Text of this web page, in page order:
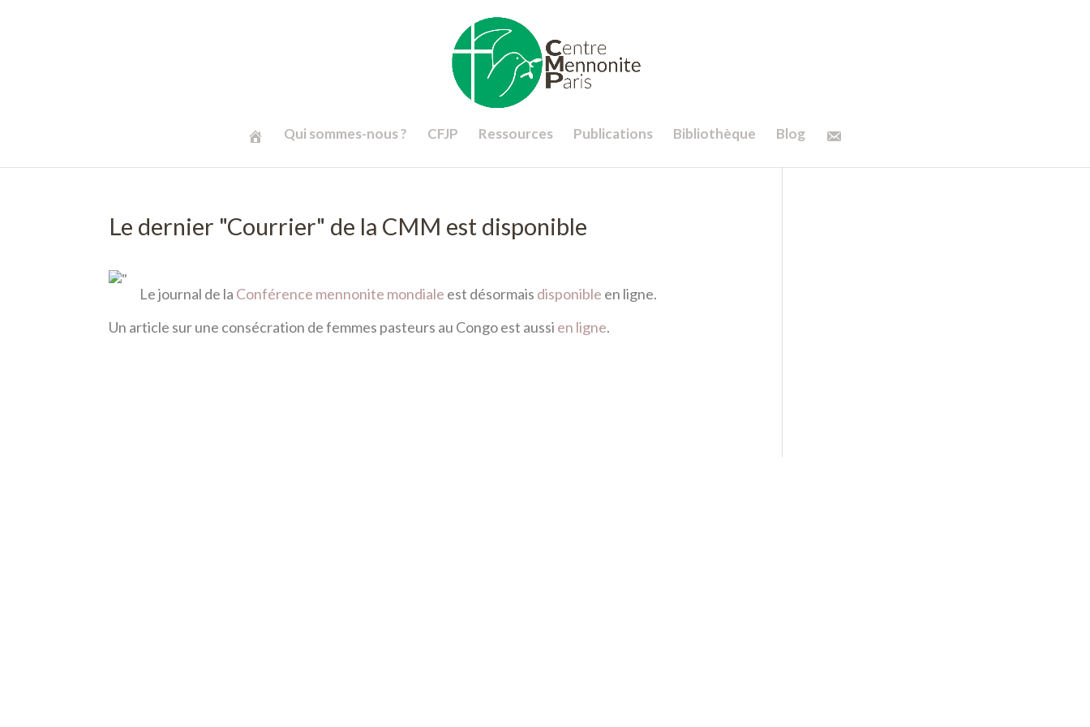
Qui sommes-nous ? CFJP Ressources Publications Bibliothèque Blog
Le dernier "Courrier" de la CMM est disponible
Le journal de la Conférence mennonite mondiale est désormais disponible en ligne.
Un article sur une consécration de femmes pasteurs au Congo est aussi en ligne.